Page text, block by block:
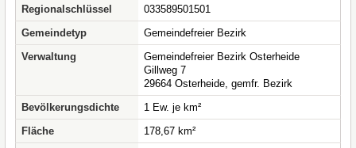
Regionalschlüssel
033589501501
Gemeindetyp
Gemeindefreier Bezirk
Verwaltung
Gemeindefreier Bezirk Osterheide
Gillweg 7
29664 Osterheide, gemfr. Bezirk
Bevölkerungsdichte
1 Ew. je km²
Fläche
178,67 km²